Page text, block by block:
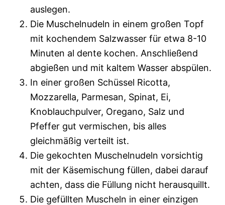
auslegen.
Die Muschelnudeln in einem großen Topf
mit kochendem Salzwasser für etwa 8-10
Minuten al dente kochen. Anschließend
abgießen und mit kaltem Wasser abspülen.
In einer großen Schüssel Ricotta,
Mozzarella, Parmesan, Spinat, Ei,
Knoblauchpulver, Oregano, Salz und
Pfeffer gut vermischen, bis alles
gleichmäßig verteilt ist.
Die gekochten Muschelnudeln vorsichtig
mit der Käsemischung füllen, dabei darauf
achten, dass die Füllung nicht herausquillt.
Die gefüllten Muscheln in einer einzigen